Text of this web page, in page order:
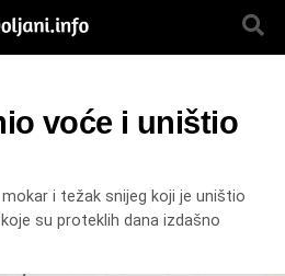
voće i uništio
i težak snijeg koji je uništio
su proteklih dana izdašno